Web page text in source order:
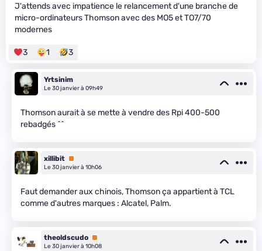
J'attends avec impatience le relancement d'une branche de
micro-ordinateurs Thomson avec des MO5 et TO7/70
modernes
3 1 3
Yrtsinim
Le 30 janvier à 09h49
Thomson aurait à se mette à vendre des Rpi 400-500
rebadgés ^^
xillibit Premium
Le 30 janvier à 10h06
Faut demander aux chinois, Thomson ça appartient à TCL
comme d'autres marques : Alcatel, Palm.
theoldscudo Premium
Le 30 janvier à 10h08